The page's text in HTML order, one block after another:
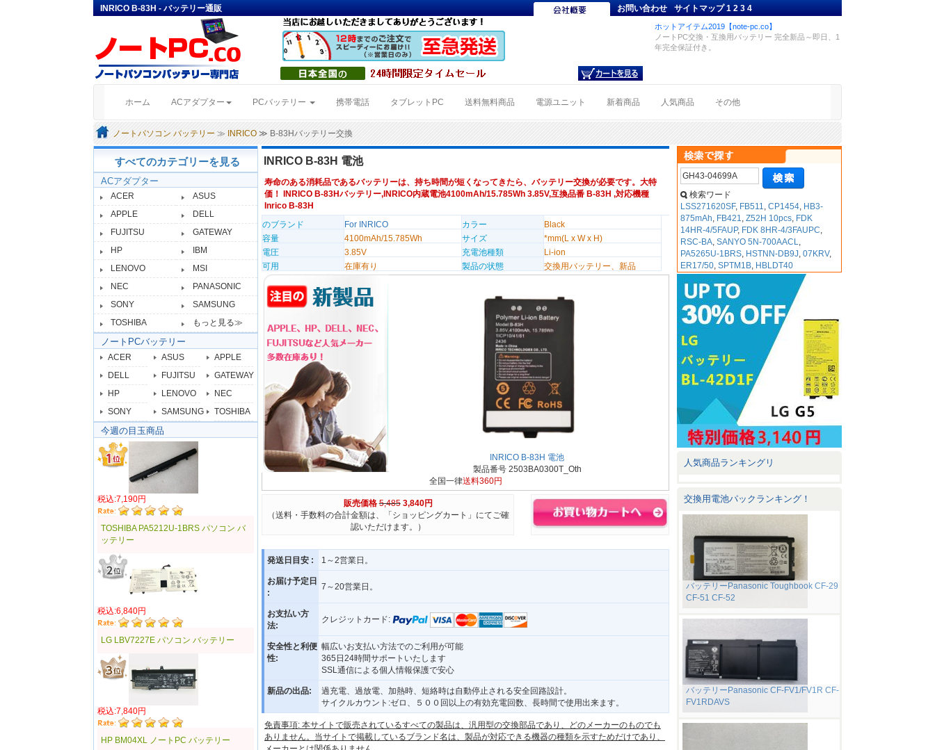
INRICO B-83H - バッテリー通販 お問い合わせ サイトマップ 1234
ホットアイテム2019【note-pc.co】
ノートPC交換・互換用バッテリー 完全新品～即日、1
年完全保証付き。
ホーム (current)ACアダプター PCバッテリー 携帯電話 タブレットPC 送料無料商品 電源ユニット 新着商品 人気商品 その他
ノートパソコン バッテリー ≫ INRICO ≫ B-83Hバッテリー交換
すべてのカテゴリーを見る
ACアダプター
ACER
ASUS
APPLE
DELL
FUJITSU
GATEWAY
HP
IBM
LENOVO
MSI
NEC
PANASONIC
SONY
SAMSUNG
TOSHIBA
もっと見る≫
ノートPCバッテリー
ACER ASUS
APPLE
DELL
FUJITSU
GATEWAY
HP
LENOVO
NEC
SONY
SAMSUNG TOSHIBA
今週の目玉商品
税込:7,190円
TOSHIBA PA5212U-1BRS パソコン バ
ッテリー
税込:6,840円
LG LBV7227E パソコン バッテリー
税込:7,840円
HP BM04XL ノートPC バッテリー
INRICO B-83H 電池
寿命のある消耗品であるバッテリーは、持ち時間が短くなってきたら、バッテリー交換が必要です。大特
価！ INRICO B-83Hバッテリー,INRICO内蔵電池4100mAh/15.785Wh 3.85V,互換品番 B-83H ,対応機種
Inrico B-83H
のブランド
For INRICO カラー
Black
容量
4100mAh/15.785Wh サイズ
*mm(L x W x H)
電圧
3.85V 充電池種類
Li-ion
可用
在庫有り 製品の状態 交換用バッテリー、新品
INRICO B-83H 電池
製品番号 2503BA0300T_Oth
全国一律送料360円
販売価格 5,485 3,840円
（送料・手数料の合計金額は、「ショッピングカート」にてご確
認いただけます。）
発送日目安 : 1～2営業日。
お届け予定日
:
7～20営業日。
お支払い方
法:
クレジットカード:
安全性と利便
性:
幅広いお支払い方法でのご利用が可能
365日24時間サポートいたします
SSL通信による個人情報保護で安心
新品の出品:
過充電、過放電、加熱時、短絡時は自動停止される安全回路設計。
サイクルカウント:ゼロ、５００回以上の有効充電回数、長時間で使用出来ます。
免責事項: 本サイトで販売されているすべての製品は、汎用型の交換部品であり、どのメーカーのものでも
ありません。当サイトで掲載しているブランド名は、製品が対応できる機器の種類を示すためだけであり、
検索ワード
LSS271620SF, FB511,CP1454, HB3-
875mAh, FB421,Z52H 10pcs, FDK
14HR-4/5FAUP, FDK 8HR-4/3FAUPC,
RSC-BA,SANYO 5N-700AACL,
PA5265U-1BRS, HSTNN-DB9J,07KRV,
ER17/50,SPTM1B, HBLDT40
人気商品ランキングリ
交換用電池パックランキング！
バッテリーPanasonic Toughbook CF-29
CF-51 CF-52
バッテリーPanasonic CF-FV1/FV1R CF-
FV1RDAVS